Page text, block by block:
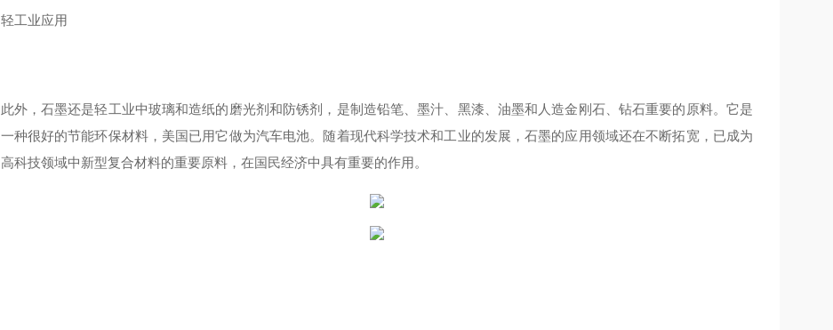
轻工业应用
此外，石墨还是轻工业中玻璃和造纸的磨光剂和防锈剂，是制造铅笔、墨汁、黑漆、油墨和人造金刚石、钻石重要的原料。它是
一种很好的节能环保材料，美国已用它做为汽车电池。随着现代科学技术和工业的发展，石墨的应用领域还在不断拓宽，已成为
高科技领域中新型复合材料的重要原料，在国民经济中具有重要的作用。